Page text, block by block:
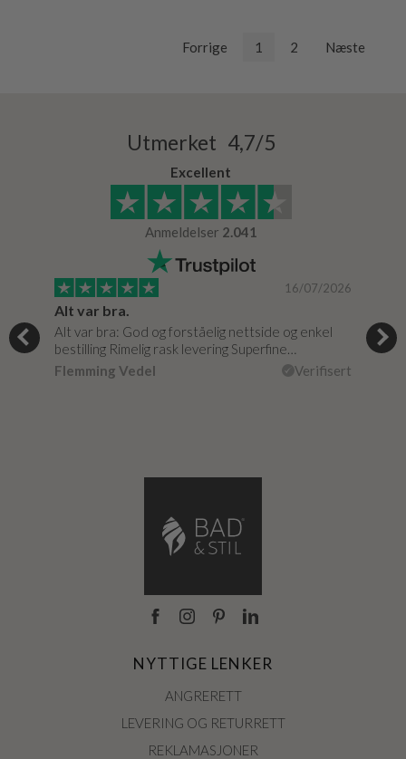
Forrige 1 2 Næste
Utmerket 4,7/5
Excellent
Anmeldelser 2.041
16/07/2026
Alt var bra.
Alt var bra: God og forståelig nettside og enkel
bestilling Rimelig rask levering Superfine…
Flemming Vedel
Verifisert
Jeg
fikk
NYTTIGE LENKER
ANGRERETT
LEVERING OG RETURRETT
REKLAMASJONER